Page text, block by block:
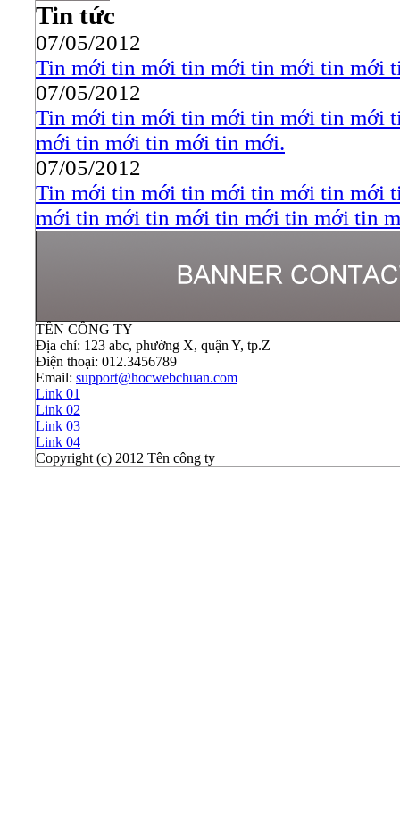
Tin tức
07/05/2012
Tin mới tin mới tin mới tin mới tin mới
07/05/2012
Tin mới tin mới tin mới tin mới tin mới
mới tin mới tin mới tin mới.
07/05/2012
Tin mới tin mới tin mới tin mới tin mới
mới tin mới tin mới tin mới tin mới tin
TÊN CÔNG TY
Địa chỉ: 123 abc, phường X, quận Y, tp.Z
Điện thoại: 012.3456789
Email: support@hocwebchuan.com
Link 01
Link 02
Link 03
Link 04
Copyright (c) 2012 Tên công ty